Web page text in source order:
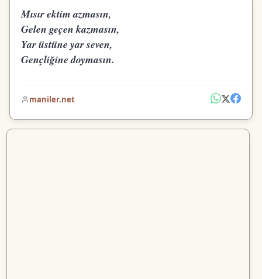
Mısır ektim azmasın,
Gelen geçen kazmasın,
Yar üstüne yar seven,
Gençliğine doymasın.
maniler.net